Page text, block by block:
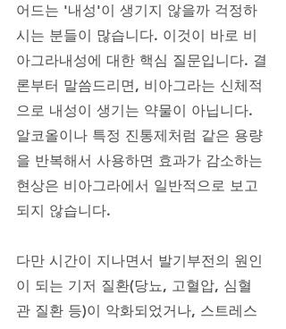
어드는 '내성'이 생기지 않을까 걱정하
시는 분들이 많습니다. 이것이 바로 비
아그라내성에 대한 핵심 질문입니다. 결
론부터 말씀드리면, 비아그라는 신체적
으로 내성이 생기는 약물이 아닙니다.
알코올이나 특정 진통제처럼 같은 용량
을 반복해서 사용하면 효과가 감소하는
현상은 비아그라에서 일반적으로 보고
되지 않습니다.
다만 시간이 지나면서 발기부전의 원인
이 되는 기저 질환(당뇨, 고혈압, 심혈
관 질환 등)이 악화되었거나, 스트레스